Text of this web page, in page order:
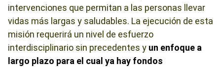
intervenciones que permitan a las personas llevar
vidas más largas y saludables. La ejecución de esta
misión requerirá un nivel de esfuerzo
interdisciplinario sin precedentes y un enfoque a
largo plazo para el cual ya hay fondos